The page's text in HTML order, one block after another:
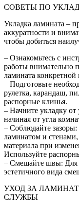
СОВЕТЫ ПО
Укладка ламината –
аккуратности и
чтобы добиться
– Ознакомьтесь с
работы внимательно
ламината конкретной
– Подготовьте
рулетка, карандаш,
распорные клинья.
– Начните укладку
начиная от угла
– Соблюдайте
ламинатом и
материала при
Используйте
– Смещайте швы: Для
эстетичного вида
УХОД ЗА
СЛУЖБЫ